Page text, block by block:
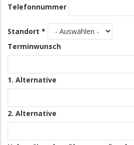
Telefonnummer
Standort *
Terminwunsch
1. Alternative
2. Alternative